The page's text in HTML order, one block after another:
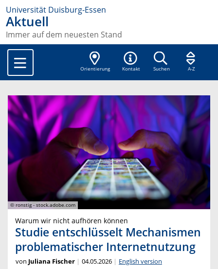
Universität Duisburg-Essen
Aktuell
Immer auf dem neuesten Stand
Orientierung Kontakt Suchen A-Z
© ronstig - stock.adobe.com
Warum wir nicht aufhören können
Studie entschlüsselt Mechanismen
problematischer Internetnutzung
von Juliana Fischer 04.05.2026 English version